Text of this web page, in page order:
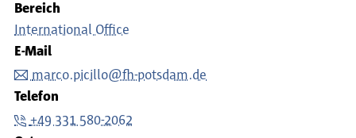
Bereich
International Office
E-Mail
marco.picillo@fh-potsdam.de
Telefon
+49 331 580-2062